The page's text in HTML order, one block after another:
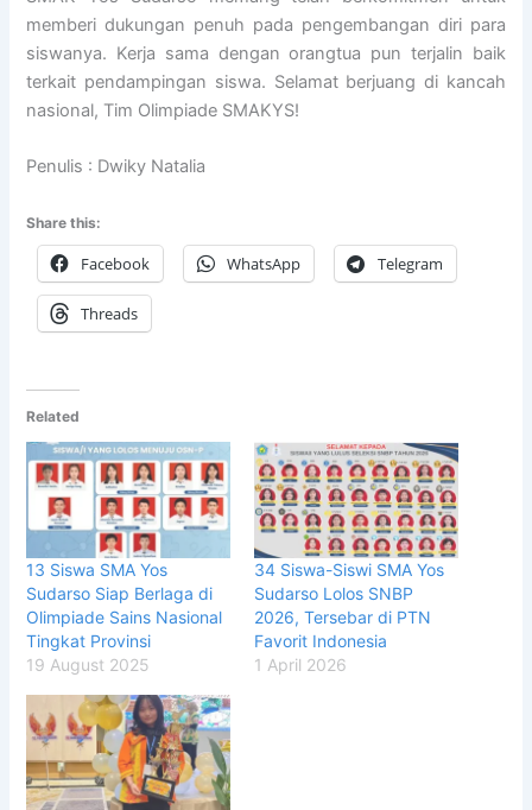
memberi dukungan penuh pada pengembangan diri para
siswanya. Kerja sama dengan orangtua pun terjalin baik
terkait pendampingan siswa. Selamat berjuang di kancah
nasional, Tim Olimpiade SMAKYS!
Penulis : Dwiky Natalia
Share this:
Facebook WhatsApp Telegram
Threads
Related
13 Siswa SMA Yos
Sudarso Siap Berlaga di
Olimpiade Sains Nasional
Tingkat Provinsi
19 August 2025
34 Siswa-Siswi SMA Yos
Sudarso Lolos SNBP
2026, Tersebar di PTN
Favorit Indonesia
1 April 2026